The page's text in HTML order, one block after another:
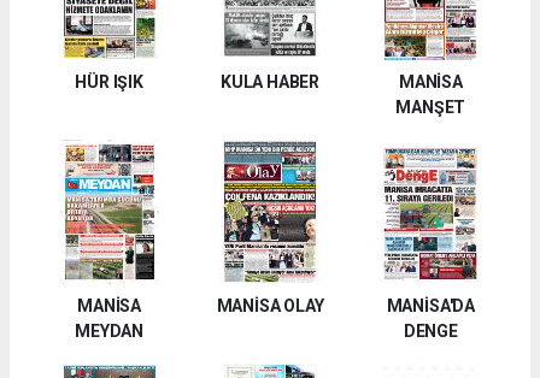
HÜR IŞIK KULA HABER
MANİSA
MANŞET
MANİSA
MEYDAN
MANİSA OLAY
MANİSA'DA
DENGE